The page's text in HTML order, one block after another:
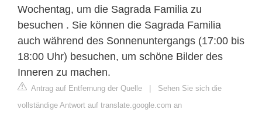
Wochentag, um die Sagrada Familia zu
besuchen . Sie können die Sagrada Familia
auch während des Sonnenuntergangs (17:00 bis
18:00 Uhr) besuchen, um schöne Bilder des
Inneren zu machen.
Antrag auf Entfernung der Quelle | Sehen Sie sich die
vollständige Antwort auf translate.google.com an